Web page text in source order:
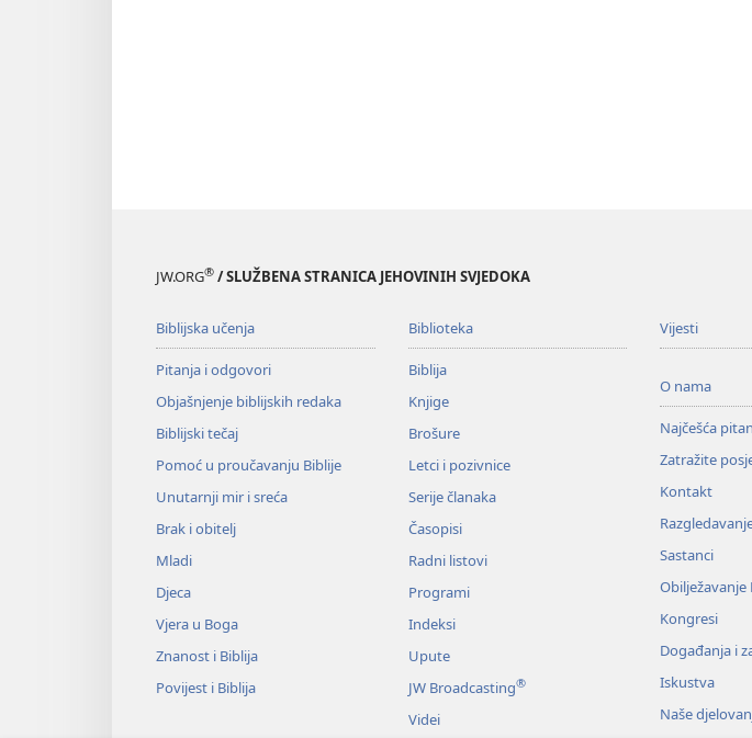
JW.ORG® / SLUŽBENA STRANICA JEHOVINIH SVJEDOKA
Biblijska učenja
Pitanja i odgovori
Objašnjenje biblijskih redaka
Biblijski tečaj
Pomoć u proučavanju Biblije
Unutarnji mir i sreća
Brak i obitelj
Mladi
Djeca
Vjera u Boga
Znanost i Biblija
Povijest i Biblija
Biblioteka
Biblija
Knjige
Brošure
Letci i pozivnice
Serije članaka
Časopisi
Radni listovi
Programi
Indeksi
Upute
JW Broadcasting®
Videi
Vijesti
O nama
Najčešća
Zatražite
Kontakt
Sastanci
Kongresi
Događanja i
Iskustva
Naše